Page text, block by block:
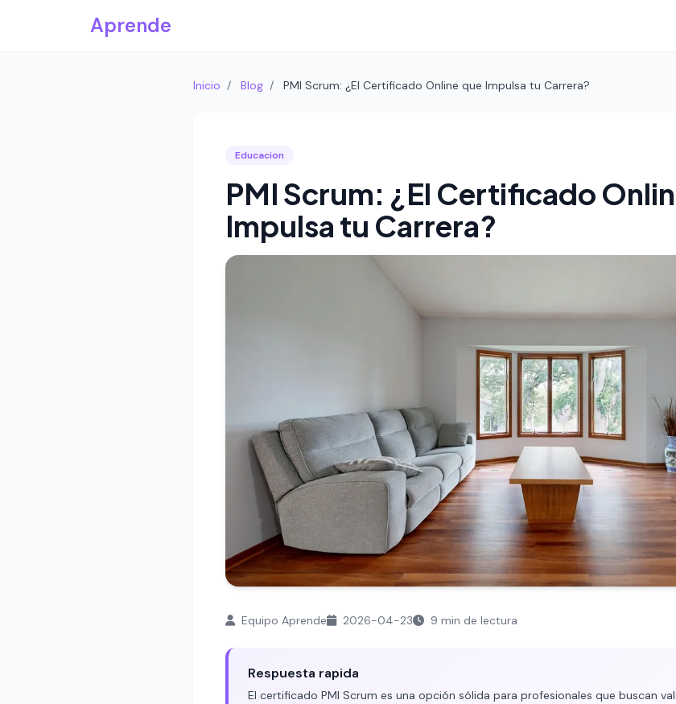
Aprende
Inicio / Blog / PMI Scrum: ¿El Certificado Online que Impulsa tu Carrera?
Educacion
PMI Scrum: ¿El Certificado
Impulsa tu Carrera?
Equipo Aprende 2026-04-23 9 min de lectura
Respuesta rapida
El certificado PMI Scrum es una opción sólida para profesionales que buscan